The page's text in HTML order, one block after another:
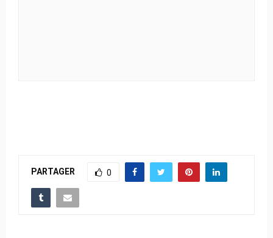
PARTAGER 0